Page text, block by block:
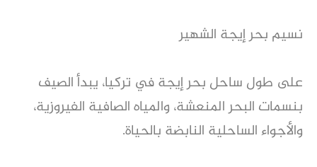
نسيم بحر إيجة الشهير
على طول ساحل بحر إيجة في تركيا، يبدأ الصيف
بنسمات البحر المنعشة، والمياه الصافية الفيروزية،
والأجواء الساحلية النابضة بالحياة.